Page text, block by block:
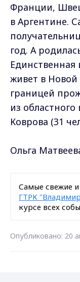
Франции,
в Аргентине.
год. А
Единственная
живет в Новой
границей
из областного
Коврова (31
Ольга
Самые свежие и
ГТРК
курсе всех
Опубликовано: 20